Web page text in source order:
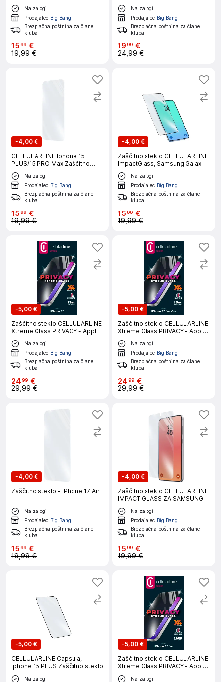
Na zalogi
Prodajalec Big Bang
Brezplačna poštnina za člane
kluba
1599 €
19,99 €
Na zalogi
Prodajalec Big Bang
Brezplačna poštnina za člane
kluba
1999 €
24,99 €
-4,00 €
CELLULARLINE Iphone 15
PLUS/15 PRO Max Zaščitno
steklo
Na zalogi
Prodajalec Big Bang
Brezplačna poštnina za člane
kluba
1599 €
19,99 €
-4,00 €
Zaščitno steklo CELLULARLINE
ImpactGlass, Samsung Galaxy
A27
Na zalogi
Prodajalec Big Bang
Brezplačna poštnina za člane
kluba
1599 €
19,99 €
-5,00 €
Zaščitno steklo CELLULARLINE
Xtreme Glass PRIVACY - Apple
iPhone 17
Na zalogi
Prodajalec Big Bang
Brezplačna poštnina za člane
kluba
2499 €
29,99 €
-5,00 €
Zaščitno steklo CELLULARLINE
Xtreme Glass PRIVACY - Apple
iPhone 17 PRO MAX
Na zalogi
Prodajalec Big Bang
Brezplačna poštnina za člane
kluba
2499 €
29,99 €
-4,00 €
Zaščitno steklo - iPhone 17 Air
Na zalogi
Prodajalec Big Bang
Brezplačna poštnina za člane
kluba
1599 €
19,99 €
-4,00 €
Zaščitno steklo CELLULARLINE
IMPACT GLASS ZA SAMSUNG
GALAXY S26+
Na zalogi
Prodajalec Big Bang
Brezplačna poštnina za člane
kluba
1599 €
19,99 €
-5,00 €
CELLULARLINE Capsula,
Iphone 15 PLUS Zaščitno steklo
Na zalogi
-5,00 €
Zaščitno steklo CELLULARLINE
Xtreme Glass PRIVACY - Apple
iPhone 17 PRO
Na zalogi